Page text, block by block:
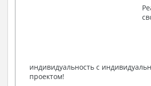
Получить профессиональную
наших специалистов, Вы
индивидуальность с
проектом!